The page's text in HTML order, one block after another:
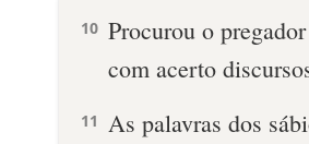
10 Procurou o
com acerto
11 As palavras dos